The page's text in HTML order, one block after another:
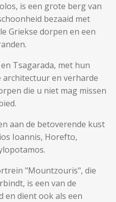
is een grote berg van
bezaaid met
Griekse dorpen en een
Tsagarada, met hun
en verharde
die u niet mag missen
aan de betoverende kust
Ioannis, Horefto,
"Mountzouris", die
is een van de
en dient ook als een